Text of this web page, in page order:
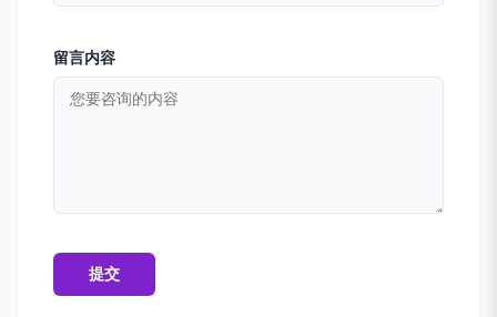
留言内容